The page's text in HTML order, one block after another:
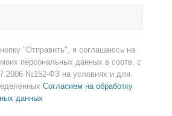
"Отправить", я соглашаюсь на
персональных данных в соотв. с
№152-ФЗ на условиях и для
Согласием на обработку
данных